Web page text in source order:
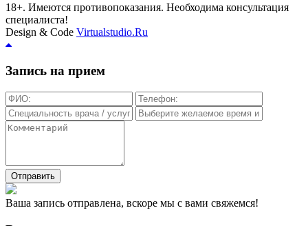
18+. Имеются противопоказания. Необходима консультация
специалиста!
Design & Code Virtualstudio.Ru
Запись на прием
Отправить
Ваша запись отправлена, вскоре мы с вами свяжемся!